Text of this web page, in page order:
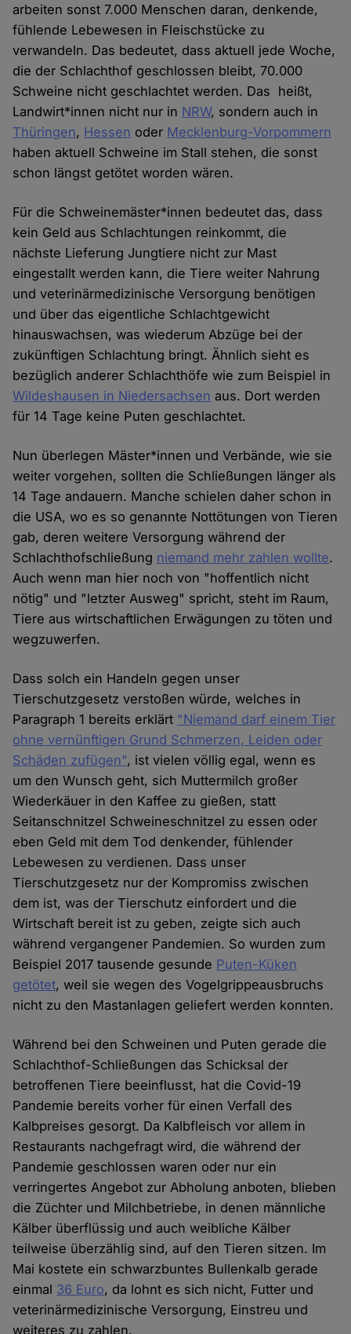
arbeiten sonst 7.000 Menschen daran, denkende,
fühlende Lebewesen in Fleischstücke zu
verwandeln. Das bedeutet, dass aktuell jede Woche,
die der Schlachthof geschlossen bleibt, 70.000
Schweine nicht geschlachtet werden. Das heißt,
Landwirt*innen nicht nur in NRW, sondern auch in
Thüringen, Hessen oder Mecklenburg-Vorpommern
haben aktuell Schweine im Stall stehen, die sonst
schon längst getötet worden wären.
Für die Schweinemäster*innen bedeutet das, dass
kein Geld aus Schlachtungen reinkommt, die
nächste Lieferung Jungtiere nicht zur Mast
eingestallt werden kann, die Tiere weiter Nahrung
und veterinärmedizinische Versorgung benötigen
und über das eigentliche Schlachtgewicht
hinauswachsen, was wiederum Abzüge bei der
zukünftigen Schlachtung bringt. Ähnlich sieht es
bezüglich anderer Schlachthöfe wie zum Beispiel in
Wildeshausen in Niedersachsen aus. Dort werden
für 14 Tage keine Puten geschlachtet.
Nun überlegen Mäster*innen und Verbände, wie sie
weiter vorgehen, sollten die Schließungen länger als
14 Tage andauern. Manche schielen daher schon in
die USA, wo es so genannte Nottötungen von Tieren
gab, deren weitere Versorgung während der
Schlachthofschließung niemand mehr zahlen wollte.
Auch wenn man hier noch von "hoffentlich nicht
nötig" und "letzter Ausweg" spricht, steht im Raum,
Tiere aus wirtschaftlichen Erwägungen zu töten und
wegzuwerfen.
Dass solch ein Handeln gegen unser
Tierschutzgesetz verstoßen würde, welches in
Paragraph 1 bereits erklärt "Niemand darf einem Tier
ohne vernünftigen Grund Schmerzen, Leiden oder
Schäden zufügen", ist vielen völlig egal, wenn es
um den Wunsch geht, sich Muttermilch großer
Wiederkäuer in den Kaffee zu gießen, statt
Seitanschnitzel Schweineschnitzel zu essen oder
eben Geld mit dem Tod denkender, fühlender
Lebewesen zu verdienen. Dass unser
Tierschutzgesetz nur der Kompromiss zwischen
dem ist, was der Tierschutz einfordert und die
Wirtschaft bereit ist zu geben, zeigte sich auch
während vergangener Pandemien. So wurden zum
Beispiel 2017 tausende gesunde Puten-Küken
getötet, weil sie wegen des Vogelgrippeausbruchs
nicht zu den Mastanlagen geliefert werden konnten.
Während bei den Schweinen und Puten gerade die
Schlachthof-Schließungen das Schicksal der
betroffenen Tiere beeinflusst, hat die Covid-19
Pandemie bereits vorher für einen Verfall des
Kalbpreises gesorgt. Da Kalbfleisch vor allem in
Restaurants nachgefragt wird, die während der
Pandemie geschlossen waren oder nur ein
verringertes Angebot zur Abholung anboten, blieben
die Züchter und Milchbetriebe, in denen männliche
Kälber überflüssig und auch weibliche Kälber
teilweise überzählig sind, auf den Tieren sitzen. Im
Mai kostete ein schwarzbuntes Bullenkalb gerade
einmal 36 Euro, da lohnt es sich nicht, Futter und
veterinärmedizinische Versorgung, Einstreu und
weiteres zu zahlen.